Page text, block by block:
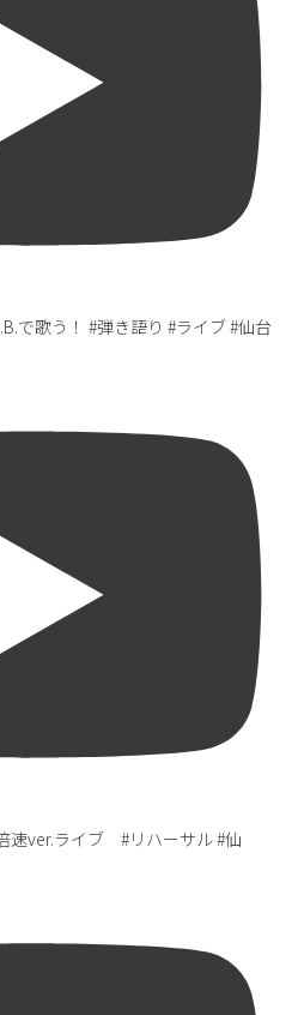
で歌う！ #弾き語り #ライブ #仙台
速ver.ライブ #リハーサル #仙